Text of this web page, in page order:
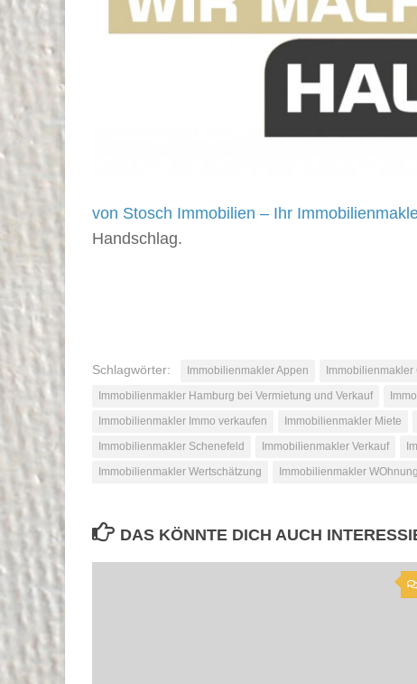
von Stosch Immobilien – Ihr
Handschlag.
Schlagwörter: Immobilienmakler Appen Immobilienmakler
Immobilienmakler Hamburg bei Vermietung und Verkauf
Immobilienmakler Immo verkaufen
Immobilienmakler Miete
Immobilienmakler Schenefeld
Immobilienmakler Verkauf
Immobilienmakler Wertschätzung
Immobilienmakler WOhnung
DAS KÖNNTE DICH AUCH